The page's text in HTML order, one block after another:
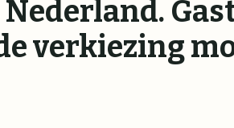
verkiezing